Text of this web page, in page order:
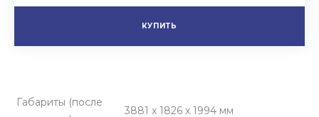
КУПИТЬ
Габариты (после
3881 х 1826 х 1994 мм